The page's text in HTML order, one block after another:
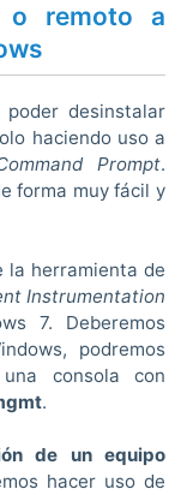
o remoto a
poder desinstalar
haciendo uso a
Prompt.
forma muy fácil y
la herramienta de
Instrumentation
7. Deberemos
podremos
consola con
.
de un equipo
hacer uso de